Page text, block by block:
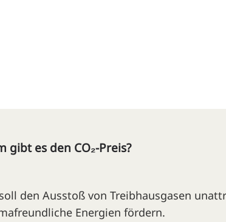
gibt es den CO₂-Preis?
den Ausstoß von Treibhausgasen
Energien fördern.